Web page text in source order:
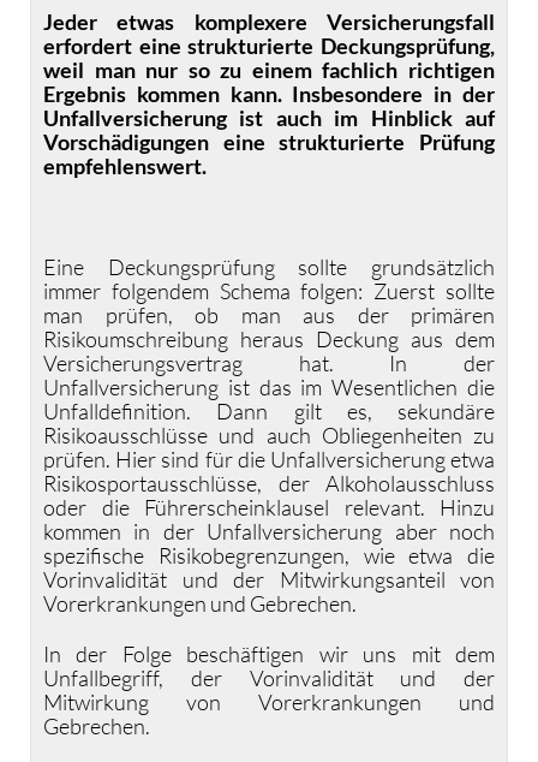
Jeder etwas komplexere Versicherungsfall
erfordert eine strukturierte Deckungsprüfung,
weil man nur so zu einem fachlich richtigen
Ergebnis kommen kann. Insbesondere in der
Unfallversicherung ist auch im Hinblick auf
Vorschädigungen eine strukturierte Prüfung
empfehlenswert.
Eine Deckungsprüfung sollte grundsätzlich
immer folgendem Schema folgen: Zuerst sollte
man prüfen, ob man aus der primären
Risikoumschreibung heraus Deckung aus dem
Versicherungsvertrag hat. In der
Unfallversicherung ist das im Wesentlichen die
Unfalldefinition. Dann gilt es, sekundäre
Risikoausschlüsse und auch Obliegenheiten zu
prüfen. Hier sind für die Unfallversicherung etwa
Risikosportausschlüsse, der Alkoholausschluss
oder die Führerscheinklausel relevant. Hinzu
kommen in der Unfallversicherung aber noch
spezifische Risikobegrenzungen, wie etwa die
Vorinvalidität und der Mitwirkungsanteil von
Vorerkrankungen und Gebrechen.
In der Folge beschäftigen wir uns mit dem
Unfallbegriff, der Vorinvalidität und der
Mitwirkung von Vorerkrankungen und
Gebrechen.